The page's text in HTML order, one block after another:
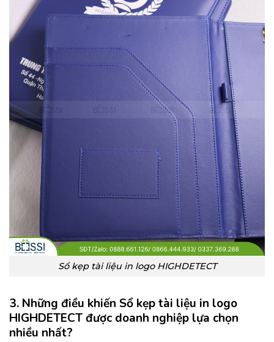
Sổ kẹp tài liệu in logo HIGHDETECT
3. Những điều khiến Sổ kẹp tài liệu in logo
HIGHDETECT được doanh nghiệp lựa chọn
nhiều nhất?